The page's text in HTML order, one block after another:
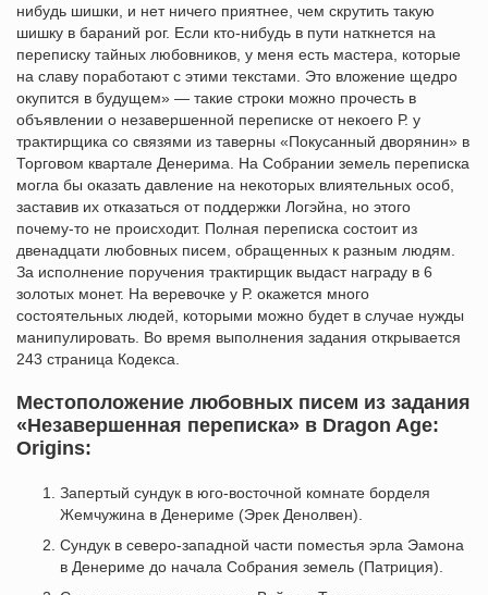
нибудь шишки, и нет ничего приятнее, чем скрутить такую
шишку в бараний рог. Если кто-нибудь в пути наткнется на
переписку тайных любовников, у меня есть мастера, которые
на славу поработают с этими текстами. Это вложение щедро
окупится в будущем» — такие строки можно прочесть в
объявлении о незавершенной переписке от некоего Р. у
трактирщика со связями из таверны «Покусанный дворянин» в
Торговом квартале Денерима. На Собрании земель переписка
могла бы оказать давление на некоторых влиятельных особ,
заставив их отказаться от поддержки Логэйна, но этого
почему-то не происходит. Полная переписка состоит из
двенадцати любовных писем, обращенных к разным людям.
За исполнение поручения трактирщик выдаст награду в 6
золотых монет. На веревочке у Р. окажется много
состоятельных людей, которыми можно будет в случае нужды
манипулировать. Во время выполнения задания открывается
243 страница Кодекса.
Местоположение любовных писем из задания
«Незавершенная переписка» в Dragon Age:
Origins:
Запертый сундук в юго-восточной комнате борделя
Жемчужина в Денериме (Эрек Денолвен).
Сундук в северо-западной части поместья эрла Эамона
в Денериме до начала Собрания земель (Патриция).